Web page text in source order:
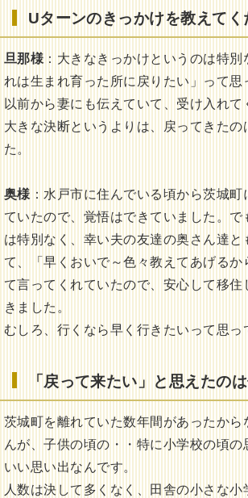
Uターンのきっかけを教えてく
旦那様：大きなきっかけというのは特別
れは生まれ育った所に戻りたい」って思
以前から妻にも伝えていて、受け入れて
大きな決断というよりは、戻ってきたの
た。
奥様：水戸市に住んでいる頃から茨城町
ていたので、覚悟はできていました。で
は特別なく、幸い夫の友達の奥さん達と
て、「早くおいで～色々教えてあげるか
て言ってくれていたので、安心して移住
きました。
むしろ、行くなら早く行きたいって思っ
「戻って来たい」と思えたの
茨城町を離れていた数年間があったから
んが、子供の頃の・・特に小学校の頃の
いい思い出なんです。
人数は決して多くなく、田舎の小さな小